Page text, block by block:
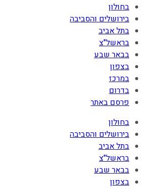
בחולון
בירושלים והסביבה
בתל אביב
בראשל"צ
בבאר שבע
בצפון
במרכז
בדרום
פרסם באתר
בחולון
בירושלים והסביבה
בתל אביב
בראשל"צ
בבאר שבע
בצפון